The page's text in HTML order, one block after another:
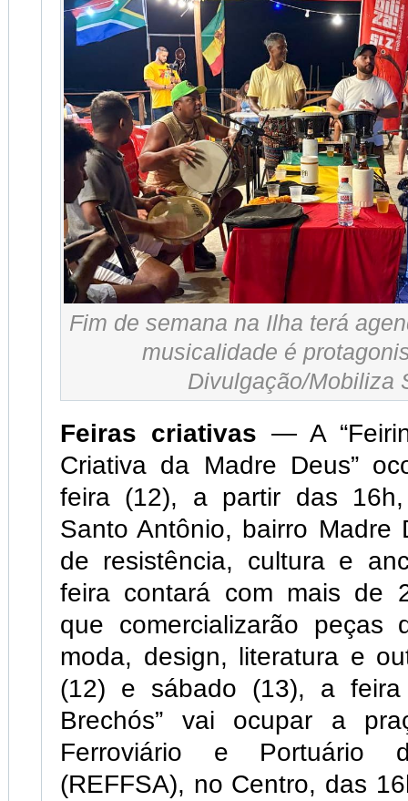
Fim de semana na Ilha terá
musicalidade é
Divulgação/Mobiliza
Feiras criativas — A
Criativa da Madre Deus”
feira (12), a partir das
Santo Antônio, bairro Madre
de resistência, cultura e
feira contará com mais de
que comercializarão peças
moda, design, literatura e
(12) e sábado (13), a feira
Brechós” vai ocupar a
Ferroviário e Portuário
(REFFSA), no Centro, das